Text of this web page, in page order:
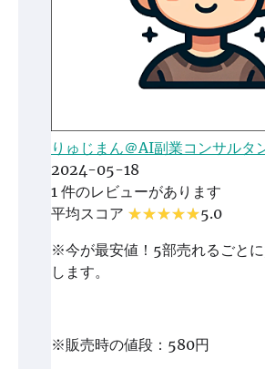
りゅじまん＠AI副業コンサルタ
2024-05-18
1 件のレビューがあります
平均スコア
5.0
※今が最安値！5部売れるごと
します。
※販売時の値段：580円